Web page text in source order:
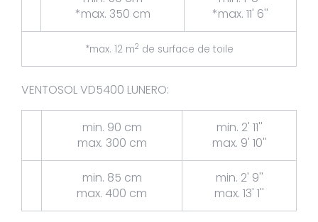
*max. 350 cm
*max. 11' 6''
*max. 12 m2 de surface de toile
VENTOSOL VD5400 LUNERO:
min. 90 cm
max. 300 cm
min. 2' 11''
max. 9' 10''
min. 85 cm
max. 400 cm
min. 2' 9''
max. 13' 1''